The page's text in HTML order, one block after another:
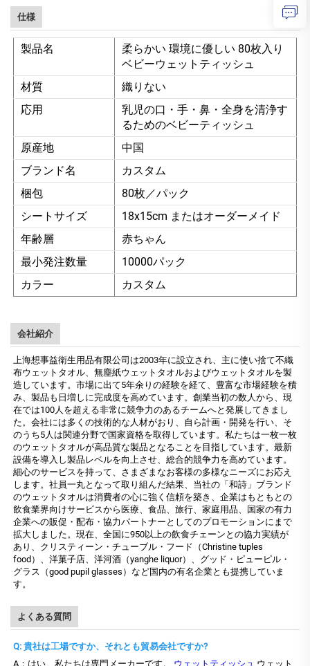
仕様
製品名
柔らかい 環境に優しい 80枚入り
ベビーウェットティッシュ
材質
織りない
応用
乳児の口・手・鼻・全身を清浄す
るためのベビーティッシュ
原産地
中国
ブランド名
カスタム
梱包
80枚／パック
シートサイズ
18x15cm またはオーダーメイド
年齢層
赤ちゃん
最小発注数量
10000パック
カラー
カスタム
会社紹介
上海想事益衛生用品有限公司は2003年に設立され、主に使い捨て不織
布ウェットタオル、無塵紙ウェットタオルおよびウェットタオルを製
造しています。市場に出て5年余りの経験を経て、豊富な市場経験を積
み、製品も日増しに完成度を高めています。創業当初の数人から、現
在では100人を超える非常に競争力のあるチームへと発展してきまし
た。会社には多くの技術的な人材がおり、自ら計画・開発を行い、そ
のうち5人は関連分野で国家資格を取得しています。私たちは一枚一枚
のウェットタオルが高品質な製品となることを目指しています。最新
設備を導入し製品レベルを向上させ、総合的競争力を高めています。
細心のサービスを持って、さまざまなお客様の多様なニーズにお応え
します。社員一丸となって取り組んだ結果、当社の「和詩」ブランド
のウェットタオルは消費者の心に強く信頼を築き、企業はもともとの
飲食業界向けサービスから医療、食品、旅行、家庭用品、国家の有力
企業への販促・配布・協力パートナーとしてのプロモーションにまで
拡大しました。現在、全国に950以上の飲食チェーンとの協力実績が
あり、クリスティーン・チューブル・フード（Christine tuples
food）、洋菓子店、洋河酒（yanghe liquor）、グッド・ピューピル・
グラス（good pupil glasses）など国内の有名企業とも提携していま
す。
よくある質問
Q: 貴社は工場ですか、それとも貿易会社ですか?
A：はい、私たちは専門メーカーです。 ウェットティッシュ ウェット